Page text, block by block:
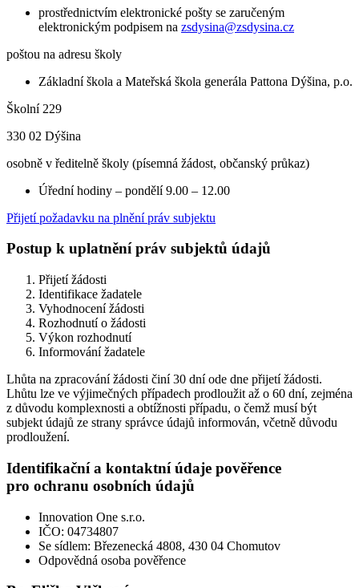
prostřednictvím elektronické pošty se zaručeným
elektronickým podpisem na zsdysina@zsdysina.cz
poštou na adresu školy
Základní škola a Mateřská škola generála Pattona Dýšina, p.o.
Školní 229
330 02 Dýšina
osobně v ředitelně školy (písemná žádost, občanský průkaz)
Úřední hodiny – pondělí 9.00 – 12.00
Přijetí požadavku na plnění práv subjektu
Postup k uplatnění práv subjektů údajů
Přijetí žádosti
Identifikace žadatele
Vyhodnocení žádosti
Rozhodnutí o žádosti
Výkon rozhodnutí
Informování žadatele
Lhůta na zpracování žádosti činí 30 dní ode dne přijetí žádosti.
Lhůtu lze ve výjimečných případech prodloužit až o 60 dní, zejména
z důvodu komplexnosti a obtížnosti případu, o čemž musí být
subjekt údajů ze strany správce údajů informován, včetně důvodu
prodloužení.
Identifikační a kontaktní údaje pověřence
pro ochranu osobních údajů
Innovation One s.r.o.
IČO: 04734807
Se sídlem: Březenecká 4808, 430 04 Chomutov
Odpovědná osoba pověřence